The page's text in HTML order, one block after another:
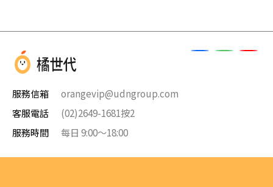
服務信箱
orangevip@udngroup.com
客服電話
(02)2649-1681按2
服務時間
每日 9:00～18:00